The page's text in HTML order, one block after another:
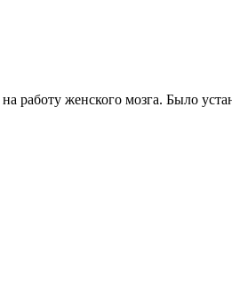
работу женского мозга. Было